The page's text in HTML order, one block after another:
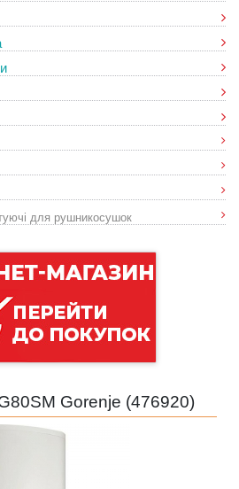
для рушникосушок
Gorenje (476920)